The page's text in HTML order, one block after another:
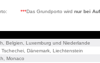
***Das Grundporto wird nur bei
Belgien, Luxemburg und Niederlande
Tschechei, Dänemark, Liechtenstein
Monaco